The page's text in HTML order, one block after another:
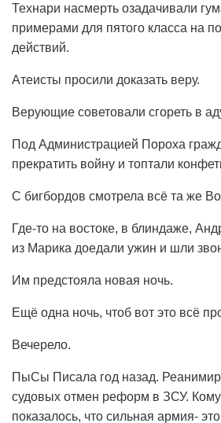
Технари насмерть озадачивали
примерами для пятого класса на
действий.
Атеисты просили доказать веру.
Верующие советовали сгореть в
Под Администрацией Пороха
прекратить войну и топтали
С бигбордов смотрела всё та же
Где-то на востоке, в блиндаже,
из Марика доедали ужин и шли
Им предстояла новая ночь.
Ещё одна ночь, чтоб вот это всё
Вечерело.
ПыСы Писала год назад.
судовых отмен реформ в ЗСУ.
показалось, что сильная армия-